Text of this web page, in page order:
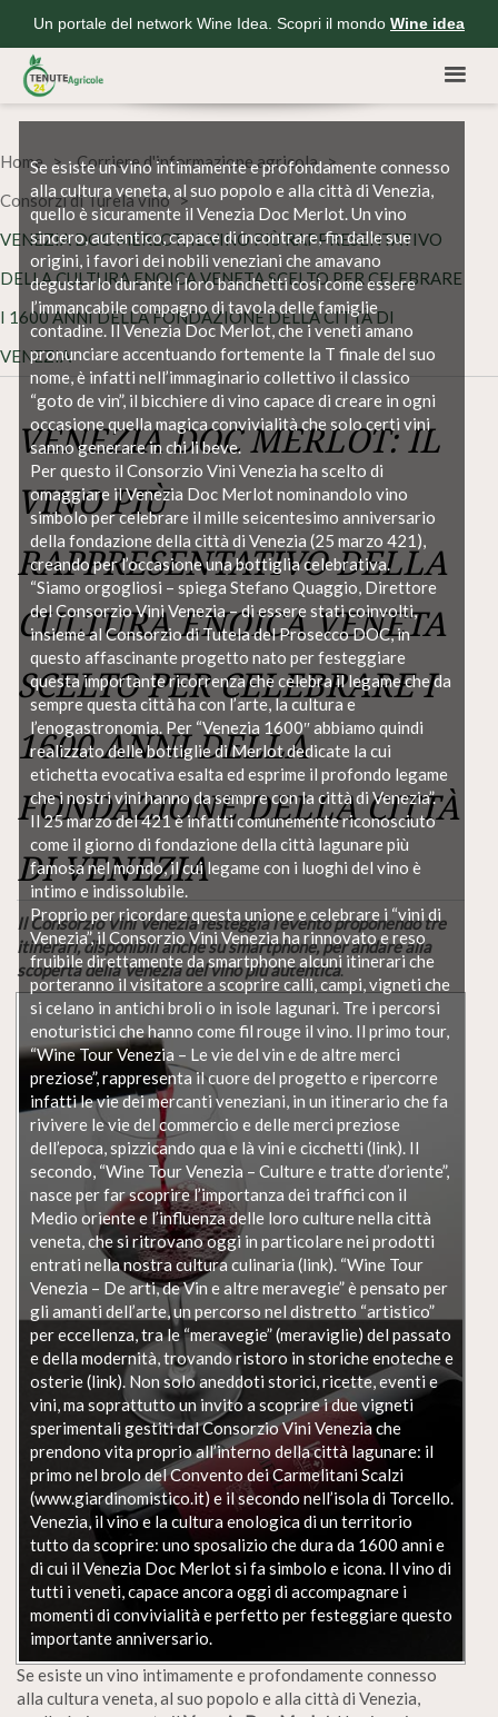
Un portale del network Wine Idea. Scopri il mondo Wine idea
Home
Corriere d'informazione agricola
Consorzi di Turela vino
VENEZIA DOC MERLOT: IL VINO PIÙ RAPPRESENTATIVO
DELLA CULTURA ENOICA VENETA SCELTO PER CELEBRARE
I 1600 ANNI DELLA FONDAZIONE DELLA CITTÀ DI
VENEZIA
VENEZIA DOC MERLOT: IL
VINO PIÙ
RAPPRESENTATIVO DELLA
CULTURA ENOICA VENETA
SCELTO PER CELEBRARE I
1600 ANNI DELLA
FONDAZIONE DELLA CITTÀ
DI VENEZIA
Il Consorzio Vini Venezia festeggia l’evento proponendo tre
itinerari, disponibili anche su smartphone, per andare alla
scoperta della Venezia del vino più autentica.
Se esiste un vino intimamente e profondamente connesso
alla cultura veneta, al suo popolo e alla città di Venezia,
quello è sicuramente il Venezia Doc Merlot. Un vino
sincero, autentico, capace di incontrare, fin dalle sue
origini, i favori dei nobili veneziani che amavano
degustarlo durante i loro banchetti così come essere
l’immancabile compagno di tavola delle famiglie
contadine. Il Venezia Doc Merlot, che i veneti amano
pronunciare accentuando fortemente la T finale del suo
nome, è infatti nell’immaginario collettivo il classico
“goto de vin”, il bicchiere di vino capace di creare in ogni
occasione quella magica convivialità che solo certi vini
sanno generare in chi li beve.
Per questo il Consorzio Vini Venezia ha scelto di
omaggiare il Venezia Doc Merlot nominandolo vino
simbolo per celebrare il mille seicentesimo anniversario
della fondazione della città di Venezia (25 marzo 421),
creando per l’occasione una bottiglia celebrativa.
“Siamo orgogliosi – spiega Stefano Quaggio, Direttore
del Consorzio Vini Venezia – di essere stati coinvolti,
insieme al Consorzio di Tutela del Prosecco DOC, in
questo affascinante progetto nato per festeggiare
questa importante ricorrenza che celebra il legame che da
sempre questa città ha con l’arte, la cultura e
l’enogastronomia. Per “Venezia 1600″ abbiamo quindi
realizzato delle bottiglie di Merlot dedicate la cui
etichetta evocativa esalta ed esprime il profondo legame
che i nostri vini hanno da sempre con la città di Venezia”.
Il 25 marzo del 421 è infatti comunemente riconosciuto
come il giorno di fondazione della città lagunare più
famosa nel mondo, il cui legame con i luoghi del vino è
intimo e indissolubile.
Proprio per ricordare questa unione e celebrare i “vini di
Venezia”, il Consorzio Vini Venezia ha rinnovato e reso
fruibile direttamente da smartphone alcuni itinerari che
porteranno il visitatore a scoprire calli, campi, vigneti che
si celano in antichi broli o in isole lagunari. Tre i percorsi
enoturistici che hanno come fil rouge il vino. Il primo tour,
“Wine Tour Venezia – Le vie del vin e de altre merci
preziose”, rappresenta il cuore del progetto e ripercorre
infatti le vie dei mercanti veneziani, in un itinerario che fa
rivivere le vie del commercio e delle merci preziose
dell’epoca, spizzicando qua e là vini e cicchetti (link). Il
secondo, “Wine Tour Venezia – Culture e tratte d’oriente”,
nasce per far scoprire l’importanza dei traffici con il
Medio oriente e l’influenza delle loro culture nella città
veneta, che si ritrovano oggi in particolare nei prodotti
entrati nella nostra cultura culinaria (link). “Wine Tour
Venezia – De arti, de Vin e altre meravegie” è pensato per
gli amanti dell’arte, un percorso nel distretto “artistico”
per eccellenza, tra le “meravegie” (meraviglie) del passato
e della modernità, trovando ristoro in storiche enoteche e
osterie (link). Non solo aneddoti storici, ricette, eventi e
vini, ma soprattutto un invito a scoprire i due vigneti
sperimentali gestiti dal Consorzio Vini Venezia che
prendono vita proprio all’interno della città lagunare: il
primo nel brolo del Convento dei Carmelitani Scalzi
(www.giardinomistico.it) e il secondo nell’isola di Torcello.
Venezia, il vino e la cultura enologica di un territorio
tutto da scoprire: uno sposalizio che dura da 1600 anni e
di cui il Venezia Doc Merlot si fa simbolo e icona. Il vino di
tutti i veneti, capace ancora oggi di accompagnare i
momenti di convivialità e perfetto per festeggiare questo
importante anniversario.
Se esiste un vino intimamente e profondamente connesso
alla cultura veneta, al suo popolo e alla città di Venezia,